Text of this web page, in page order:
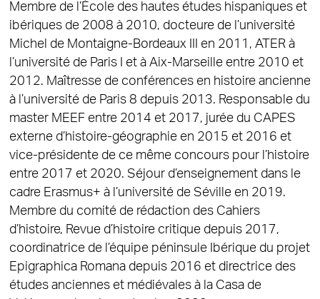
Membre de l’École des hautes études hispaniques et
ibériques de 2008 à 2010, docteure de l’université
Michel de Montaigne-Bordeaux III en 2011, ATER à
l’université de Paris I et à Aix-Marseille entre 2010 et
2012. Maîtresse de conférences en histoire ancienne
à l’université de Paris 8 depuis 2013. Responsable du
master MEEF entre 2014 et 2017, jurée du CAPES
externe d’histoire-géographie en 2015 et 2016 et
vice-présidente de ce même concours pour l’histoire
entre 2017 et 2020. Séjour d’enseignement dans le
cadre Erasmus+ à l’université de Séville en 2019.
Membre du comité de rédaction des Cahiers
d’histoire, Revue d’histoire critique depuis 2017,
coordinatrice de l’équipe péninsule Ibérique du projet
Epigraphica Romana depuis 2016 et directrice des
études anciennes et médiévales à la Casa de